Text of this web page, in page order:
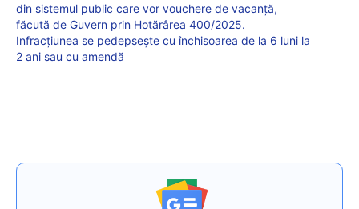
din sistemul public care vor vouchere de vacanță,
făcută de Guvern prin Hotărârea 400/2025.
Infracțiunea se pedepsește cu închisoarea de la 6 luni la
2 ani sau cu amendă